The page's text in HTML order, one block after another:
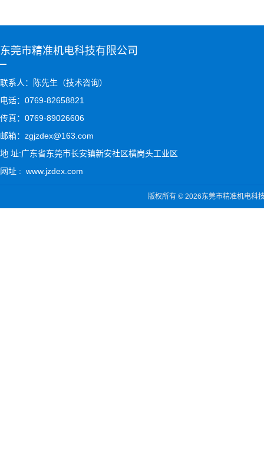
东莞市精准机电科技有限公司
联系人：陈先生（技术咨询）
电话：0769-82658821
传真：0769-89026606
邮箱：zgjzdex@163.com
地 址:广东省东莞市长安镇新安社区横岗头工业区
网址 : www.jzdex.com
版权所有 © 2026东莞市精准机电科